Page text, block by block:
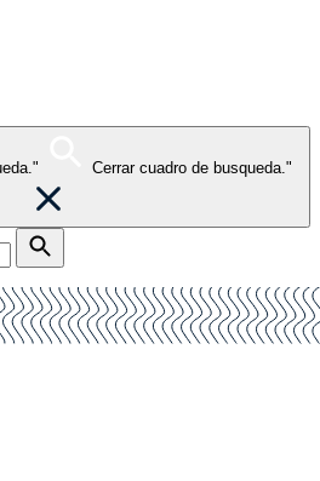
Cerrar cuadro de busqueda."